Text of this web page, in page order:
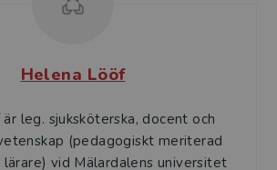
Helena Lööf
leg. sjuksköterska, docent och
(pedagogiskt meriterad
vid Mälardalens universitet